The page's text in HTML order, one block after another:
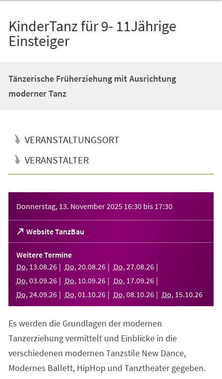
KinderTanz für 9- 11Jährige
Einsteiger
Tänzerische Früherziehung mit Ausrichtung
moderner Tanz
VERANSTALTUNGSORT
VERANSTALTER
Donnerstag, 13. November 2025 16:30 bis 17:30
Website TanzBau
(Öffnet
in
einem
neuen
Tab)
Weitere Termine
Do, 13.08.26 Do, 20.08.26 Do, 27.08.26
Do, 03.09.26 Do, 10.09.26 Do, 17.09.26
Do, 24.09.26 Do, 01 .10.26 Do, 08.10.26 Do, 15.10.26
Es werden die Grundlagen der modernen
Tanzerziehung vermittelt und Einblicke in die
verschiedenen modernen Tanzstile New Dance,
Modernes Ballett, HipHop und Tanztheater gegeben.